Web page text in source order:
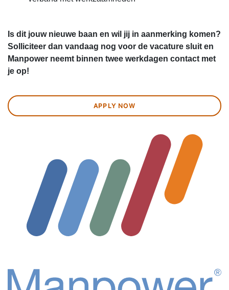
Is dit jouw nieuwe baan en wil jij in aanmerking komen?
Solliciteer dan vandaag nog voor de vacature sluit en
Manpower neemt binnen twee werkdagen contact met
je op!
APPLY NOW